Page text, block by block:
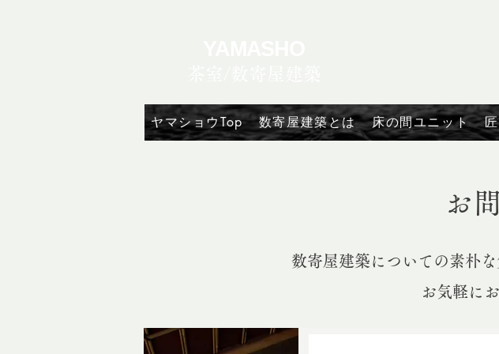
ヤマショウTop 数寄屋建築とは 床の間ユニット
お
数寄屋建築についての素朴
お気軽に